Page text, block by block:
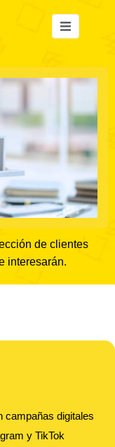
de clientes
interesarán.
campañas digitales
y TikTok